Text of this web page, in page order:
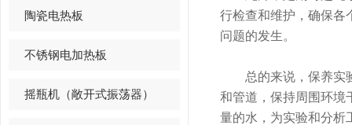
陶瓷电热板
不锈钢电加热板
摇瓶机（敞开式振荡器）
行检查和维护，确保各
问题的发生。
总的来说，保养实验
和管道，保持周围环境
量的水，为实验和分析